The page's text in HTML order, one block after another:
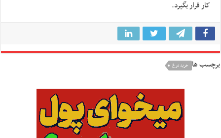
کار قرار بگیرد.
برچسب ها خرید مرغ